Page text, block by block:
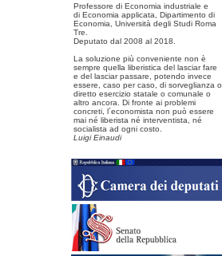
Professore di Economia industriale e
di Economia applicata, Dipartimento di
Economia, Università degli Studi Roma
Tre.
Deputato dal 2008 al 2018.
La soluzione più conveniente non è
sempre quella liberistica del lasciar fare
e del lasciar passare, potendo invece
essere, caso per caso, di sorveglianza o
diretto esercizio statale o comunale o
altro ancora. Di fronte ai problemi
concreti, l´economista non può essere
mai né liberista né interventista, né
socialista ad ogni costo.
Luigi Einaudi